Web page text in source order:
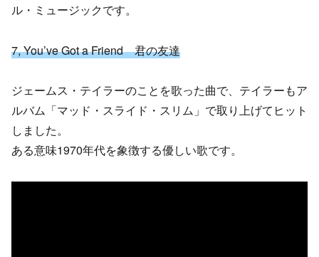
ル・ミュージックです。
7, You’ve Got a Friend 君の友達
ジェームス・テイラーのことを歌った曲で、テイラーもア
ルバム「マッド・スライド・スリム」で取り上げてヒット
しました。
ある意味1970年代を象徴する優しい歌です。